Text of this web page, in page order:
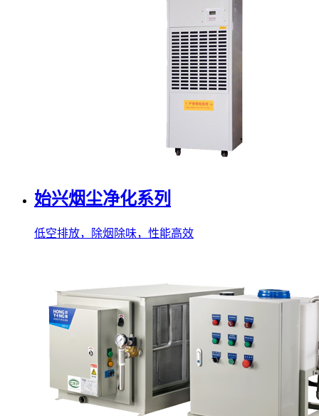
始兴烟尘净化系列
低空排放，除烟除味，性能高效